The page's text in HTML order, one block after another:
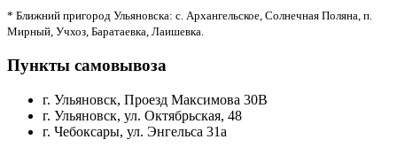
* Ближний пригород Ульяновска: с. Архангельское, Солнечная Поляна, п.
Мирный, Учхоз, Баратаевка, Лаишевка.
Пункты самовывоза
г. Ульяновск, Проезд Максимова 30В
г. Ульяновск, ул. Октябрьская, 48
г. Чебоксары, ул. Энгельса 31а